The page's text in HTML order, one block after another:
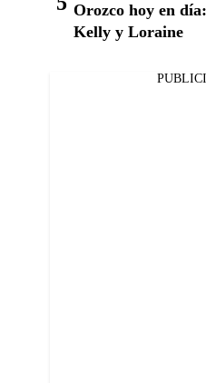
Orozco hoy en
Kelly y Loraine